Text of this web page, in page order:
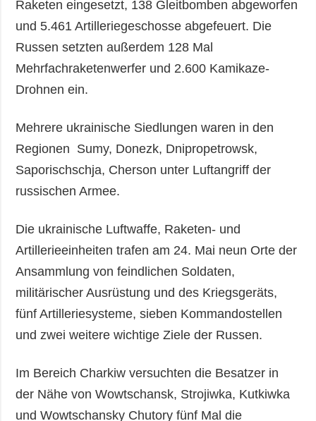
Raketen eingesetzt, 138 Gleitbomben abgeworfen
und 5.461 Artilleriegeschosse abgefeuert. Die
Russen setzten außerdem 128 Mal
Mehrfachraketenwerfer und 2.600 Kamikaze-
Drohnen ein.
Mehrere ukrainische Siedlungen waren in den
Regionen Sumy, Donezk, Dnipropetrowsk,
Saporischschja, Cherson unter Luftangriff der
russischen Armee.
Die ukrainische Luftwaffe, Raketen- und
Artillerieeinheiten trafen am 24. Mai neun Orte der
Ansammlung von feindlichen Soldaten,
militärischer Ausrüstung und des Kriegsgeräts,
fünf Artilleriesysteme, sieben Kommandostellen
und zwei weitere wichtige Ziele der Russen.
Im Bereich Charkiw versuchten die Besatzer in
der Nähe von Wowtschansk, Strojiwka, Kutkiwka
und Wowtschansky Chutory fünf Mal die